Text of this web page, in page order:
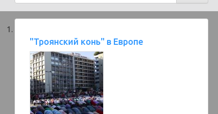
"Троянский конь" в Европе